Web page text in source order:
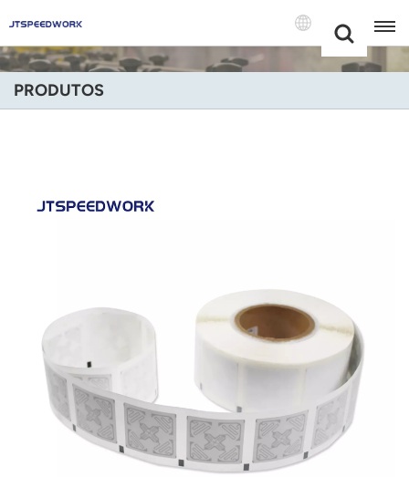
+86 -18681515767
English
Español
Português
عربي
PRODUTOS